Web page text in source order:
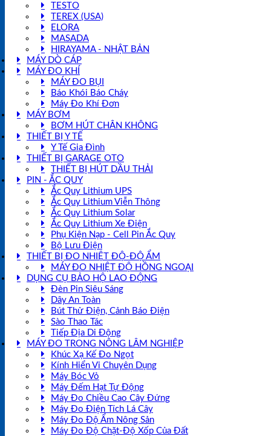
TESTO
TEREX (USA)
ELORA
MASADA
HIRAYAMA - NHẬT BẢN
MÁY DÒ CÁP
MÁY ĐO KHÍ
MÁY ĐO BỤI
Báo Khói Báo Cháy
Máy Đo Khí Đơn
MÁY BƠM
BƠM HÚT CHÂN KHÔNG
THIẾT BỊ Y TẾ
Y Tế Gia Đình
THIẾT BỊ GARAGE OTO
THIẾT BỊ HÚT DẦU THẢI
PIN - ẮC QUY
Ắc Quy Lithium UPS
Ắc Quy Lithium Viễn Thông
Ắc Quy Lithium Solar
Ắc Quy Lithium Xe Điện
Phụ Kiện Nạp - Cell Pin Ắc Quy
Bộ Lưu Điện
THIẾT BỊ ĐO NHIỆT ĐỘ-ĐỘ ẨM
MÁY ĐO NHIỆT ĐỘ HỒNG NGOẠI
DỤNG CỤ BẢO HỘ LAO ĐỘNG
Đèn Pin Siêu Sáng
Dây An Toàn
Bút Thử Điện, Cảnh Báo Điện
Sào Thao Tác
Tiếp Địa Di Động
MÁY ĐO TRONG NÔNG LÂM NGHIỆP
Khúc Xạ Kế Đo Ngọt
Kính Hiển Vi Chuyên Dụng
Máy Bóc Vỏ
Máy Đếm Hạt Tự Động
Máy Đo Chiều Cao Cây Đứng
Máy Đo Điện Tích Lá Cây
Máy Đo Độ Ẩm Nông Sản
Máy Đo Độ Chặt-Độ Xốp Của Đất